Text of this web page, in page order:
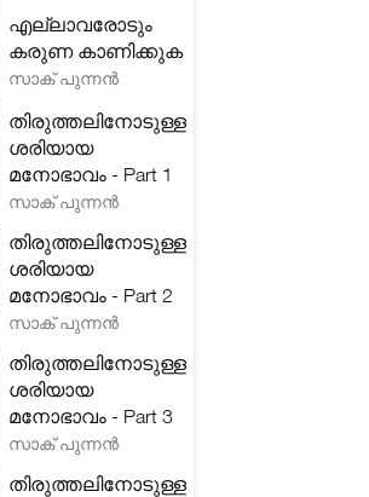
എല്ലാവരോടും
കരുണ കാണിക്കുക
സാക് പുന്നൻ
തിരുത്തലിനോടുള്ള
ശരിയായ
മനോഭാവം - Part 1
സാക് പുന്നൻ
തിരുത്തലിനോടുള്ള
ശരിയായ
മനോഭാവം - Part 2
സാക് പുന്നൻ
തിരുത്തലിനോടുള്ള
ശരിയായ
മനോഭാവം - Part 3
സാക് പുന്നൻ
തിരുത്തലിനോടുള്ള